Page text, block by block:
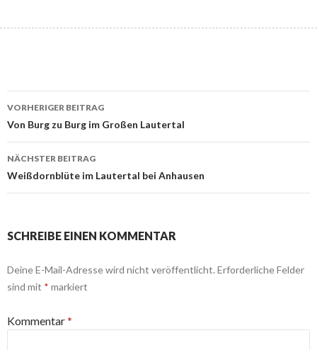
Beitrags-
Navigation
VORHERIGER BEITRAG
Von Burg zu Burg im Großen Lautertal
NÄCHSTER BEITRAG
Weißdornblüte im Lautertal bei Anhausen
SCHREIBE EINEN KOMMENTAR
Deine E-Mail-Adresse wird nicht veröffentlicht. Erforderliche Felder
sind mit * markiert
Kommentar*